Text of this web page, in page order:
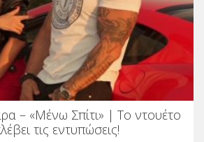
– «Μένω Σπίτι» | Το ντουέτο
τις εντυπώσεις!